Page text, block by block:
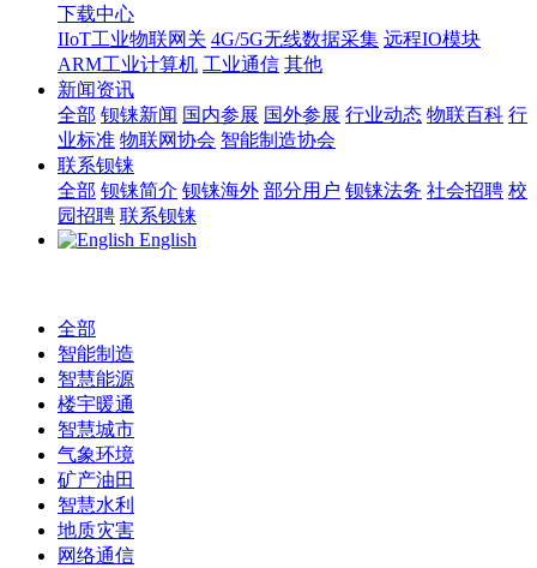
下载中心
IIoT工业物联网关 4G/5G无线数据采集 远程IO模块
ARM工业计算机 工业通信 其他
新闻资讯
全部 钡铼新闻 国内参展 国外参展 行业动态 物联百科 行
业标准 物联网协会 智能制造协会
联系钡铼
全部 钡铼简介 钡铼海外 部分用户 钡铼法务 社会招聘 校
园招聘 联系钡铼
English
全部
智能制造
智慧能源
楼宇暖通
智慧城市
气象环境
矿产油田
智慧水利
地质灾害
网络通信